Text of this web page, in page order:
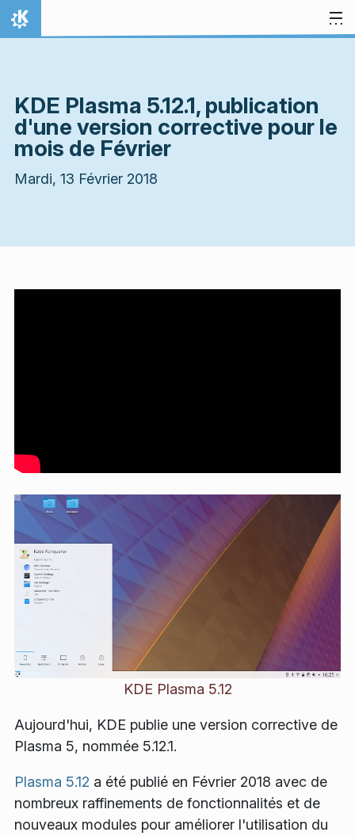
Aller directement au contenu
Accueil
KDE Plasma 5.12.1, publication
d'une version corrective pour le
mois de Février
Mardi, 13 Février 2018
KDE Plasma 5.12
Aujourd'hui, KDE publie une version corrective de
Plasma 5, nommée 5.12.1.
Plasma 5.12 a été publié en Février 2018 avec de
nombreux raffinements de fonctionnalités et de
nouveaux modules pour améliorer l'utilisation du